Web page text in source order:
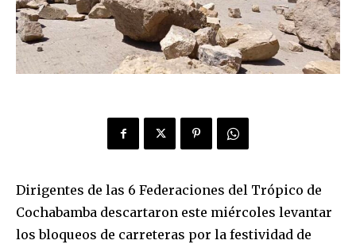
Dirigentes de las 6 Federaciones del Trópico de
Cochabamba descartaron este miércoles levantar
los bloqueos de carreteras por la festividad de